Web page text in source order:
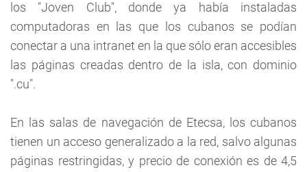
los "Joven Club", donde ya había instaladas
computadoras en las que los cubanos se podían
conectar a una intranet en la que sólo eran accesibles
las páginas creadas dentro de la isla, con dominio
".cu".
En las salas de navegación de Etecsa, los cubanos
tienen un acceso generalizado a la red, salvo algunas
páginas restringidas, y precio de conexión es de 4,5